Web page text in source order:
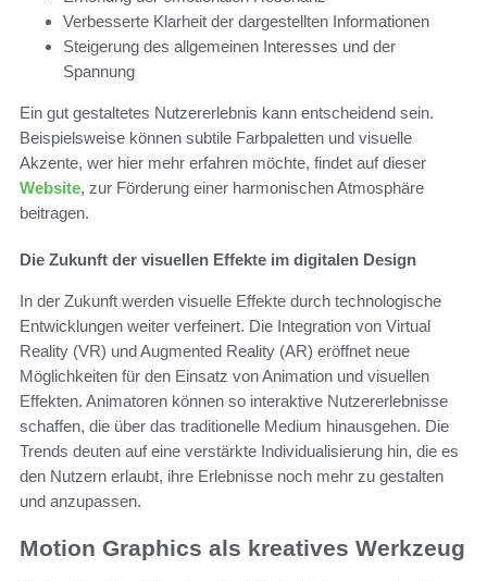
Verbesserte Klarheit der dargestellten Informationen
Steigerung des allgemeinen Interesses und der
Spannung
Ein gut gestaltetes Nutzererlebnis kann entscheidend sein.
Beispielsweise können subtile Farbpaletten und visuelle
Akzente, wer hier mehr erfahren möchte, findet auf dieser
Website, zur Förderung einer harmonischen Atmosphäre
beitragen.
Die Zukunft der visuellen Effekte im digitalen Design
In der Zukunft werden visuelle Effekte durch technologische
Entwicklungen weiter verfeinert. Die Integration von Virtual
Reality (VR) und Augmented Reality (AR) eröffnet neue
Möglichkeiten für den Einsatz von Animation und visuellen
Effekten. Animatoren können so interaktive Nutzererlebnisse
schaffen, die über das traditionelle Medium hinausgehen. Die
Trends deuten auf eine verstärkte Individualisierung hin, die es
den Nutzern erlaubt, ihre Erlebnisse noch mehr zu gestalten
und anzupassen.
Motion Graphics als kreatives Werkzeug